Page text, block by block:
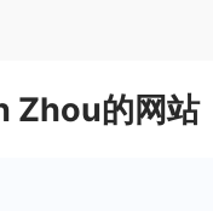
Zhou的网站